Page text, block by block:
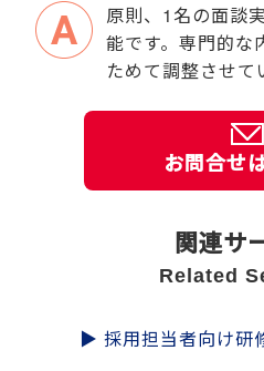
原則、1名の面談
能です。専門的な
ためて調整させて
お問合せ
関連サ
Related
▶ 採用担当者向け研